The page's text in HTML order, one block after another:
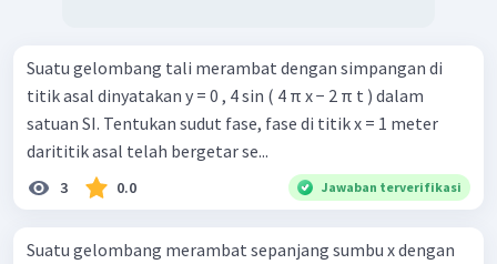
Suatu gelombang tali merambat dengan simpangan di
titik asal dinyatakan y = 0 , 4 sin ( 4 π x − 2 π t ) dalam
satuan SI. Tentukan sudut fase, fase di titik x = 1 meter
darititik asal telah bergetar se...
3 0.0 Jawaban terverifikasi
Suatu gelombang merambat sepanjang sumbu x dengan